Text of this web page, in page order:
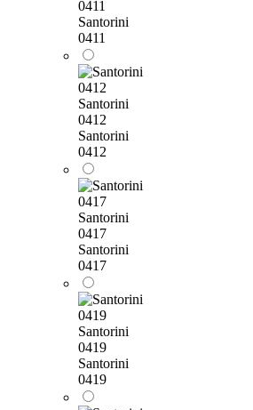
0411
Santorini
0411
Santorini
0412
Santorini
0412
Santorini
0417
Santorini
0417
Santorini
0419
Santorini
0419